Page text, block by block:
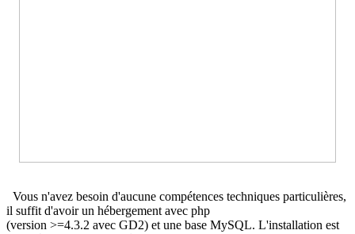
Vous n'avez besoin d'aucune compétences techniques particulières,
il suffit d'avoir un hébergement avec php
(version >=4.3.2 avec GD2) et une base MySQL. L'installation est